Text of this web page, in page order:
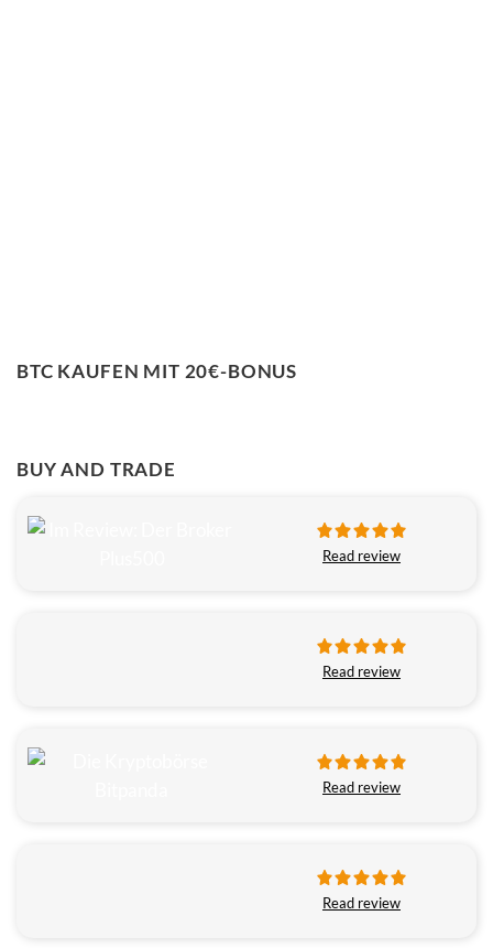
BTC KAUFEN MIT 20€-BONUS
BUY AND TRADE
Read review
Read review
Read review
Read review